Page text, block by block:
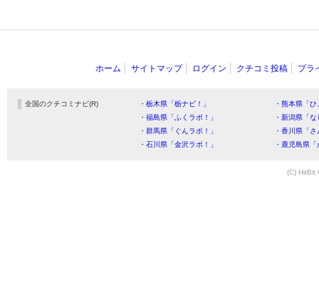
ホーム サイトマップ ログイン クチコミ投稿 プラ
全国のクチコミナビ(R) ・栃木県「栃ナビ！」
・熊本県「
・福島県「ふくラボ！」
・新潟県「
・群馬県「ぐんラボ！」
・香川県「
・石川県「金沢ラボ！」
・鹿児島県
(C) HitBit